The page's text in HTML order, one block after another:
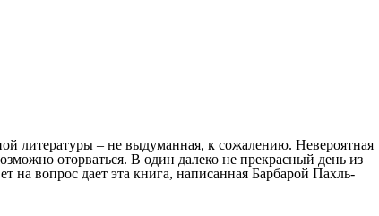
литературы – не выдуманная, к сожалению. Невероятная
оторваться. В один далеко не прекрасный день из
на вопрос дает эта книга, написанная Барбарой Пахль-